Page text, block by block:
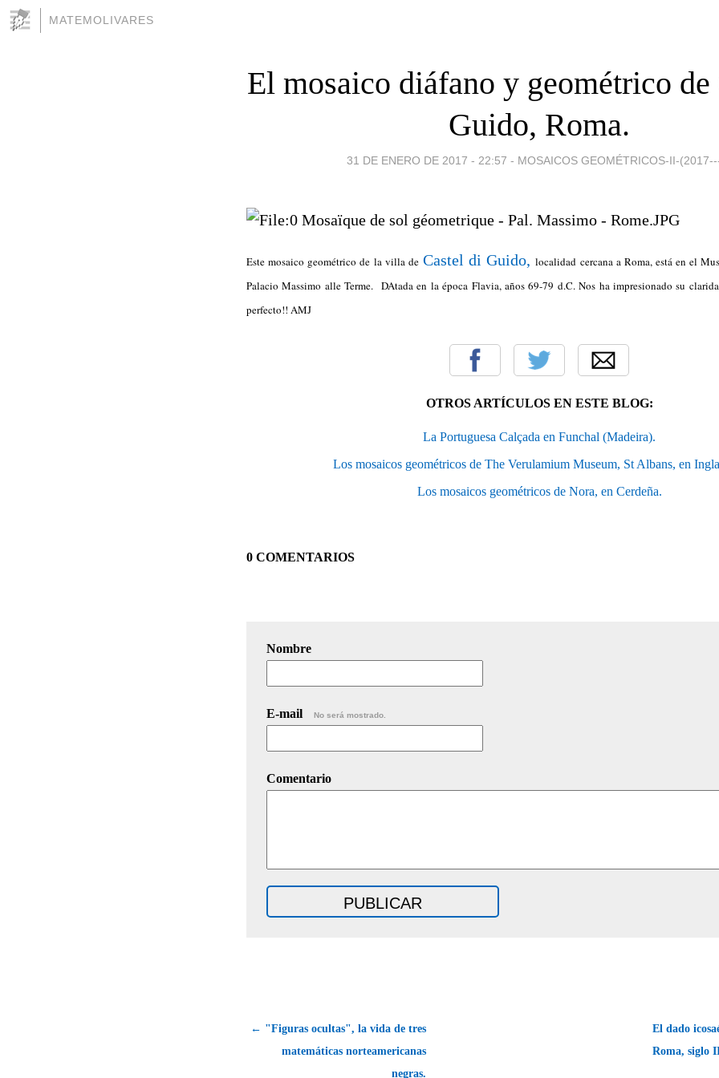
MATEMOLIVARES
El mosaico diáfano y geométrico de
Guido, Roma.
31 DE ENERO DE 2017 - 22:57 - MOSAICOS GEOMÉTRICOS-II-
Este mosaico geométrico de la villa de Castel di Guido, localidad cercana a Roma, está en el
Palacio Massimo alle Terme. DAtada en la época Flavia, años 69-79 d.C. Nos ha impresionado su
perfecto!! AMJ
OTROS ARTÍCULOS EN ESTE BLOG:
La Portuguesa Calçada en Funchal (Madeira).
Los mosaicos geométricos de The Verulamium Museum, St Albans, en
Los mosaicos geométricos de Nora, en Cerdeña.
0 COMENTARIOS
Nombre
E-mail No será mostrado.
Comentario
← "Figuras ocultas", la vida de tres
matemáticas norteamericanas
negras.
El dado
Roma, siglo